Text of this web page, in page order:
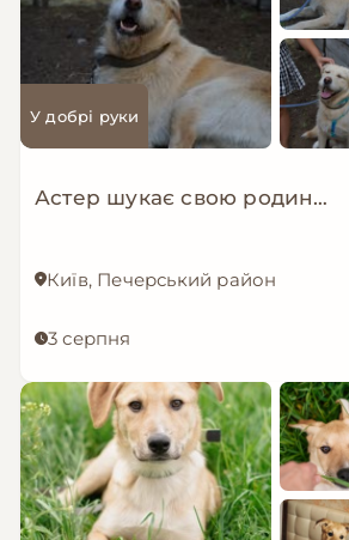
У добрі руки
Астер шукає свою родину. ❤️
Київ, Печерський район
3 серпня